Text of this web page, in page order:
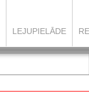
LEJUPIELĀDE